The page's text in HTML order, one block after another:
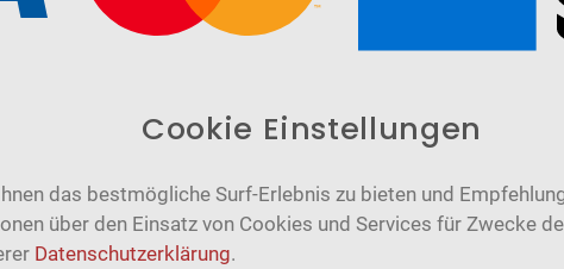
Cookie Einstellungen
das bestmögliche Surf-Erlebnis zu bieten und
über den Einsatz von Cookies und Services für Zwecke
Datenschutzerklärung.